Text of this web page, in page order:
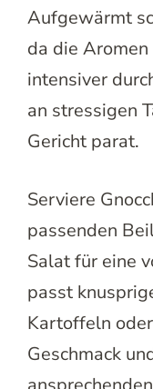
Aufgewärmt
da die
intensiver
an stressigen
Gericht parat.
Serviere
passenden
Salat für eine
passt
Kartoffeln
Geschmack